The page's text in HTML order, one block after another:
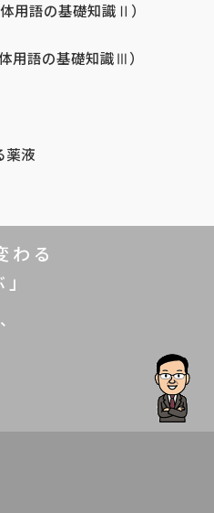
用語の基礎知識Ⅱ）
用語の基礎知識Ⅲ）
薬液
わる